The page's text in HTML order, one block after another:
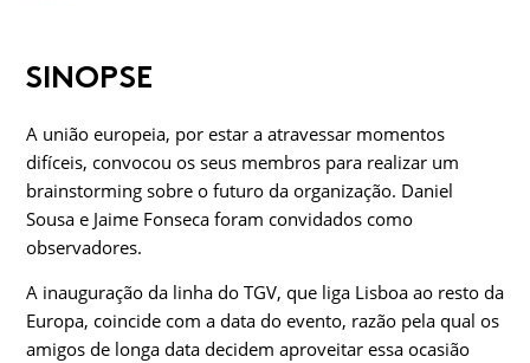
SINOPSE
A união europeia, por estar a atravessar momen­tos
difíceis, convocou os seus membros para re­alizar um
brainstorming sobre o futuro da orga­nização. Daniel
Sousa e Jaime Fonseca foram convidados como
observadores.
A inauguração da linha do TGV, que liga Lisboa ao resto da
Europa, coincide com a data do even­to, razão pela qual os
amigos de longa data deci­dem aproveitar essa ocasião